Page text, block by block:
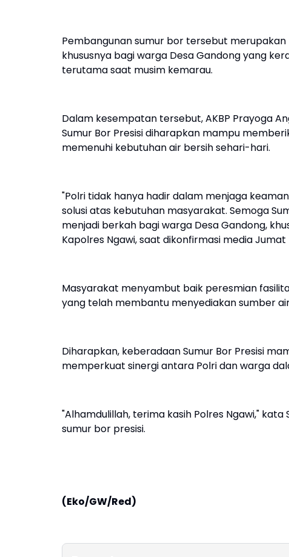
Pembangunan sumur bor tersebut
khususnya bagi warga Desa Gandong yang
terutama saat musim kemarau.
Dalam kesempatan tersebut, AKBP Prayoga
Sumur Bor Presisi diharapkan mampu
memenuhi kebutuhan air bersih sehari-hari.
"Polri tidak hanya hadir dalam menjaga
solusi atas kebutuhan masyarakat. Semoga
menjadi berkah bagi warga Desa Gandong,
Kapolres Ngawi, saat dikonfirmasi media
Masyarakat menyambut baik peresmian
yang telah membantu menyediakan sumber
Diharapkan, keberadaan Sumur Bor Presisi
memperkuat sinergi antara Polri dan warga
"Alhamdulillah, terima kasih Polres Ngawi,"
sumur bor presisi.
(Eko/GW/Red)